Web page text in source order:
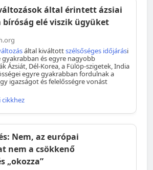
által érintett ázsiai
bíróság elé viszik ügyüket
által kiváltottszélsőséges időjárási
gyakrabban és egyre nagyobb
Ázsiát, Dél-Korea, a Fülöp-szigetek, India
egyre gyakrabban fordulnak a
igazságot és felelősségre vonást
cikkhez
Nem, az európai
nem a csökkenő
„okozza”